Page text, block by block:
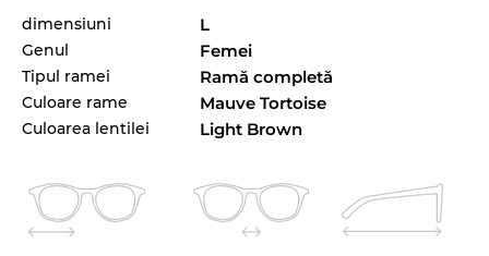
necesară. Cu acest nou model de la
demonstra că eşti un „trend-setter“ veritabil. Chiar
şi în sezonul actual, acest brand reuşeşte să se
impună prin colecţia sa, stabilind un trend
deosebit pentru 2024. Modelul de ochelari PR
şi 2024.
dimensiuni L
Genul Femei
Tipul ramei Ramă completă
Culoare rame Mauve Tortoise
Culoarea lentilei Light Brown